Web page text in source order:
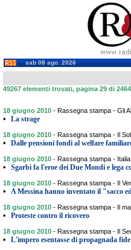
sab 08 ago. 2026
49267 elementi trovati, pagina 29 di
18 giugno 2010 - Rassegna stampa - Gli
• La strage
18 giugno 2010 - Rassegna stampa - Il
• Dalle pensioni fondi al welfare
18 giugno 2010 - Rassegna stampa -
• Sgarbi fa l'eroe dei Due Mondi e lega
18 giugno 2010 - Rassegna stampa - Il
• A Messina hanno inventato il "sacco
18 giugno 2010 - Rassegna stampa - Il
• Proteste contro il ricovero
18 giugno 2010 - Rassegna stampa - Il
• L'impero esentasse di propagnada fide